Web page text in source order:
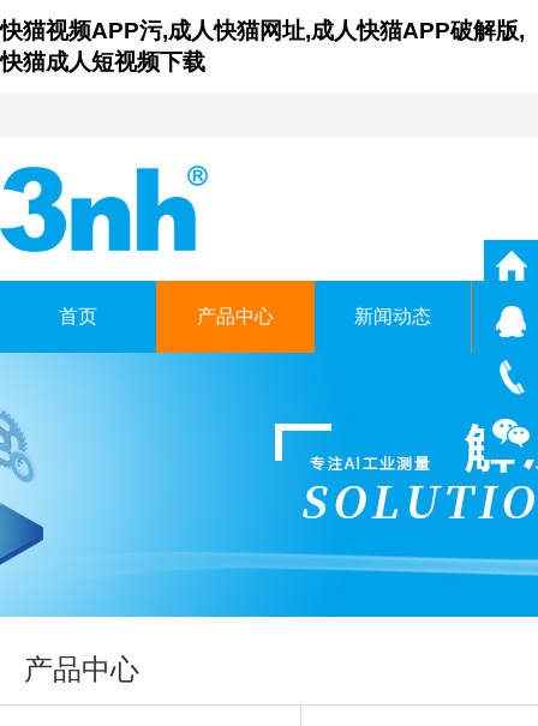
快猫视频APP污,成人快猫网址,成人快猫APP破解版,
快猫成人短视频下载
广东成人快猫网址时科技
GUANGDONG THREENH
首页 产品中心 新闻动态
产品中心